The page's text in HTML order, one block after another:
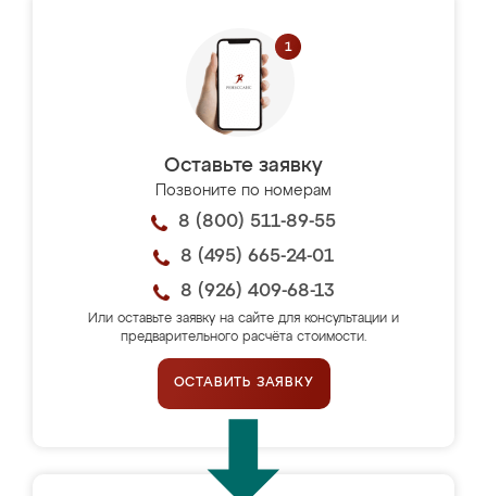
Оставьте заявку
Позвоните по номерам
8 (800) 511-89-55
8 (495) 665-24-01
8 (926) 409-68-13
Или оставьте заявку на сайте для консультации и
предварительного расчёта стоимости.
ОСТАВИТЬ ЗАЯВКУ